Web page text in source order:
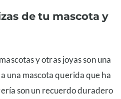
de tu mascota y
y otras joyas son una
una mascota querida que ha
son un recuerdo duradero